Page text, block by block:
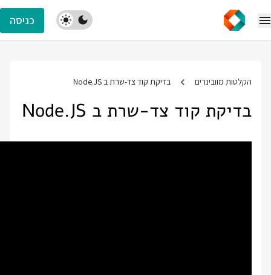
כניסה
הקלטות מוובינרים בדיקת קוד צד-שרת ב Node.JS
בדיקת קוד צד-שרת ב Node.JS